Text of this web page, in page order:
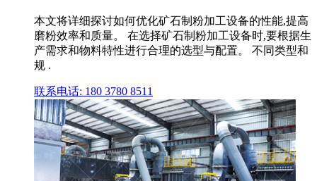
本文将详细探讨如何优化矿石制粉加工设备的性能,提高
磨粉效率和质量。 在选择矿石制粉加工设备时,要根据生
产需求和物料特性进行合理的选型与配置。 不同类型和
规 .
联系电话: 180 3780 8511